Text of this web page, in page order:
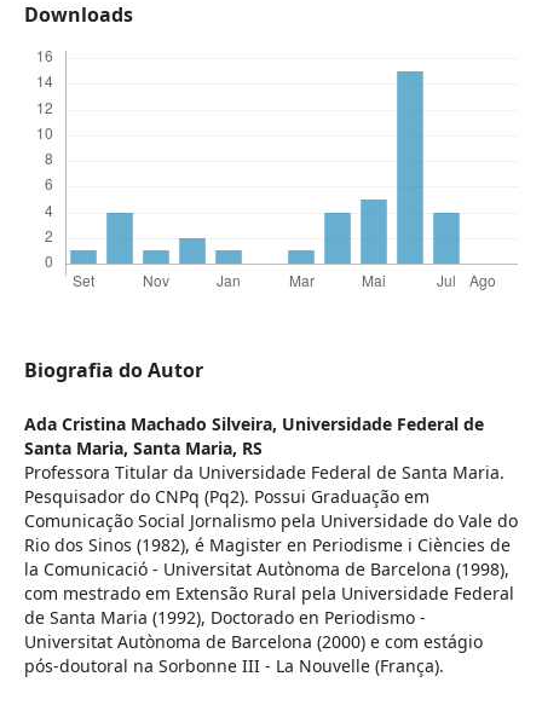
Downloads
Biografia do Autor
Ada Cristina Machado Silveira, Universidade Federal de
Santa Maria, Santa Maria, RS
Professora Titular da Universidade Federal de Santa Maria.
Pesquisador do CNPq (Pq2). Possui Graduação em
Comunicação Social Jornalismo pela Universidade do Vale do
Rio dos Sinos (1982), é Magister en Periodisme i Ciències de
la Comunicació - Universitat Autònoma de Barcelona (1998),
com mestrado em Extensão Rural pela Universidade Federal
de Santa Maria (1992), Doctorado en Periodismo -
Universitat Autònoma de Barcelona (2000) e com estágio
pós-doutoral na Sorbonne III - La Nouvelle (França).